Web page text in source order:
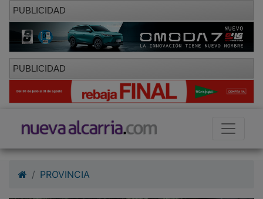
PUBLICIDAD
PUBLICIDAD